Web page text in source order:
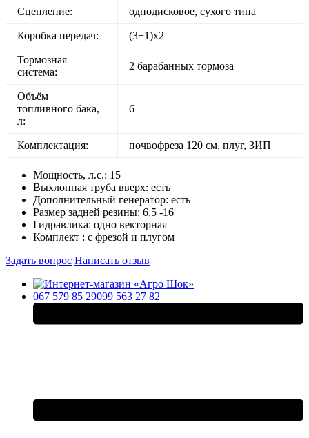
Сцепление: однодисковое, сухого типа
Коробка передач: (3+1)х2
Тормозная
система:
2 барабанных тормоза
Объём
топливного бака,
л:
6
Комплектация: почвофреза 120 см, плуг, ЗИП
Мощность, л.с.: 15
Выхлопная труба вверх: есть
Дополнительный генератор: есть
Размер задней резины: 6,5 -16
Гидравлика: одно векторная
Комплект : с фрезой и плугом
Задать вопрос Написать отзыв
067 579 85 29099 563 27 82